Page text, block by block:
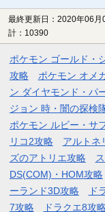
最終更新日：2020年06
計：10390
ポケモン ゴールド・
攻略
ポケモン オメ
ン ダイヤモンド・パ
ジョン 時・闇の探検
ポケモン ルビー・サ
リコ2攻略
アルトネ
ズのアトリエ攻略
DS(COM)・HOM攻略
ーランド3D攻略
ド
7攻略
ドラクエ8攻